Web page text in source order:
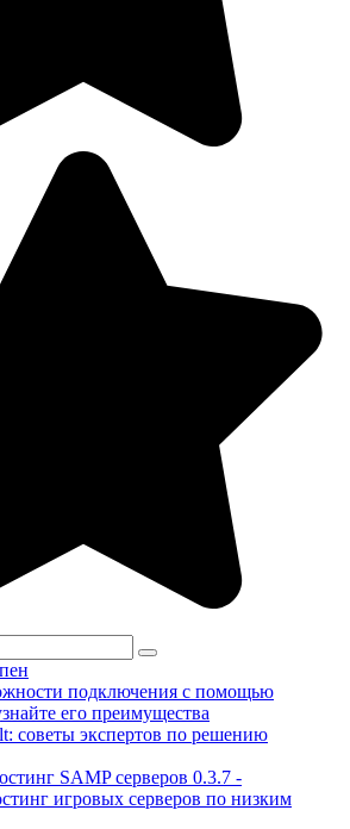
подключения с помощью
его преимущества
советы экспертов по решению